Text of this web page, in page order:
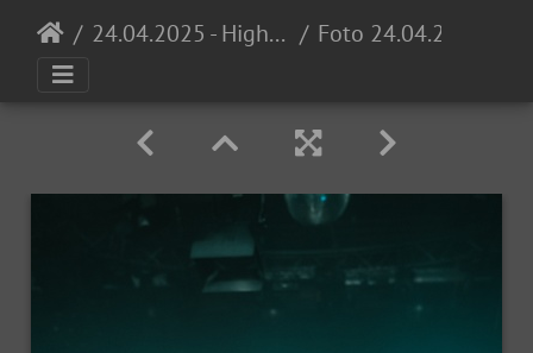
24.04.2025 - High School Invasion 0711 Opening @ Proton